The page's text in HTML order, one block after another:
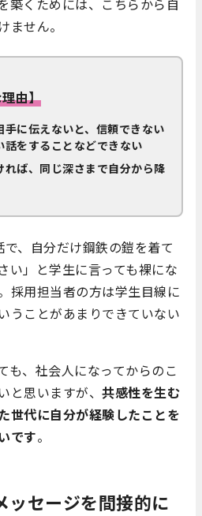
築くためには、こちらから自
ません。
由】
手に伝えないと、信頼できない
話をすることなどできない
れば、同じ深さまで自分から降
、自分だけ鋼鉄の鎧を着て
い」と学生に言っても裸にな
採用担当者の方は学生目線に
うことがあまりできていない
も、社会人になってからのこ
と思いますが、 共感性を生む
世代に自分が経験したことを
です。
ッセージを間接的に